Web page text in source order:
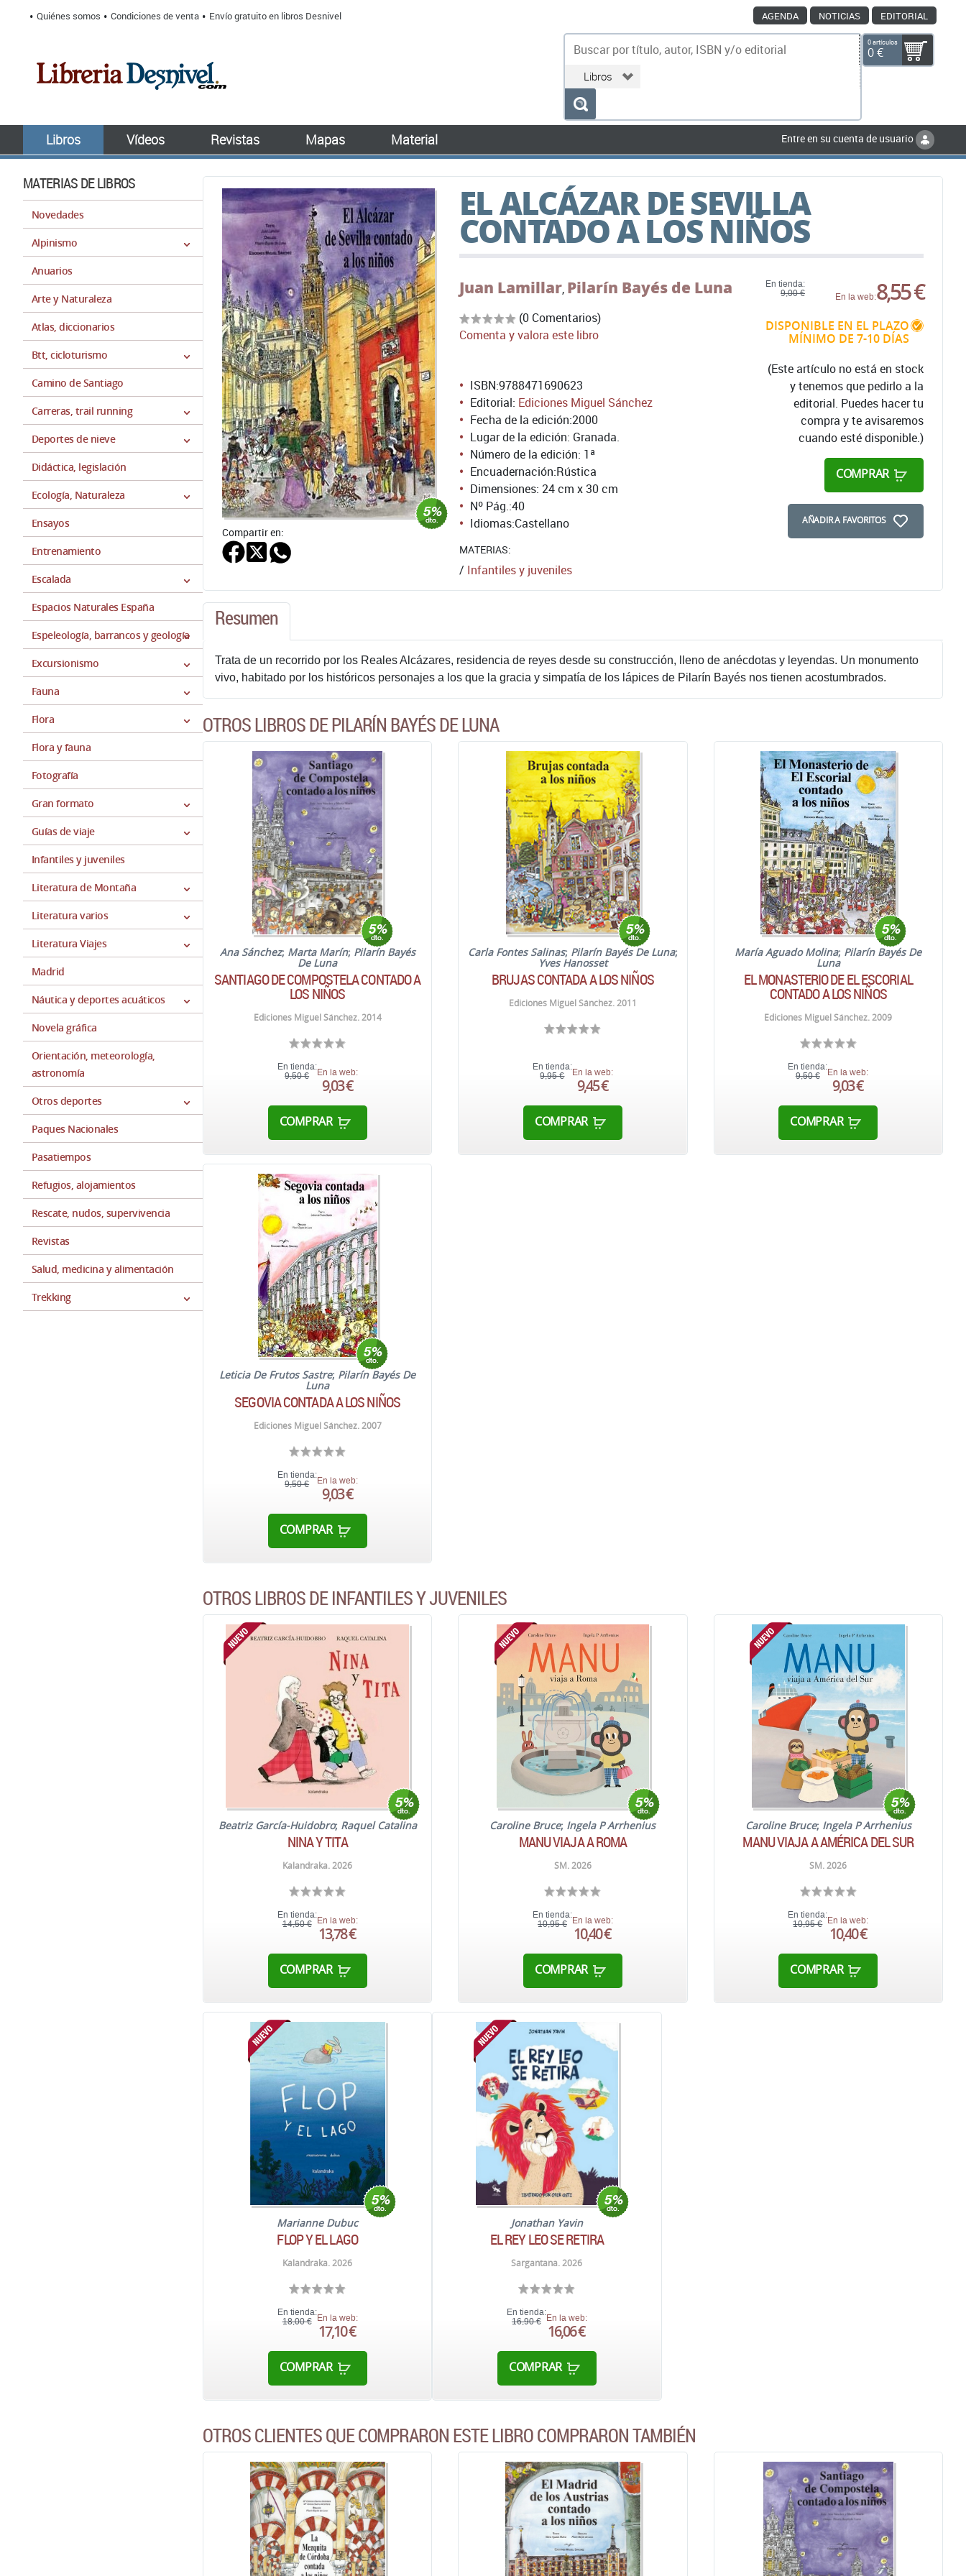
Quiénes somos Condiciones de venta Envío gratuito en libros Desnivel AGENDA NOTICIAS EDITORIAL
0 artículos
0 €
Libros Vídeos Revistas Mapas Material Entre en su cuenta de usuario
MATERIAS DE LIBROS
Novedades
Alpinismo
Anuarios
Arte y Naturaleza
Atlas, diccionarios
Btt, cicloturismo
Camino de Santiago
Carreras, trail running
Deportes de nieve
Didáctica, legislación
Ecología, Naturaleza
Ensayos
Entrenamiento
Escalada
Espacios Naturales España
Espeleología, barrancos y geología
Excursionismo
Fauna
Flora
Flora y fauna
Fotografía
Gran formato
Guías de viaje
Infantiles y juveniles
Literatura de Montaña
Literatura varios
Literatura Viajes
Madrid
Náutica y deportes acuáticos
Novela gráfica
Orientación, meteorología,
astronomía
Otros deportes
Paques Nacionales
Pasatiempos
Refugios, alojamientos
Rescate, nudos, supervivencia
Revistas
Salud, medicina y alimentación
Trekking
EL ALCÁZAR DE SEVILLA
CONTADO A LOS NIÑOS
Compartir en:
Juan Lamillar, Pilarín Bayés de Luna
(0 Comentarios)
Comenta y valora este libro
En tienda:
9,00 €
En la web:8,55 €
DISPONIBLE EN EL PLAZO
MÍNIMO DE 7-10 DÍAS
(Este artículo no está en stock
y tenemos que pedirlo a la
editorial. Puedes hacer tu
compra y te avisaremos
cuando esté disponible.)
COMPRAR
AÑADIR A FAVORITOS
ISBN:9788471690623
Editorial: Ediciones Miguel Sánchez
Fecha de la edición:2000
Lugar de la edición: Granada.
Número de la edición: 1ª
Encuadernación:Rústica
Dimensiones: 24 cm x 30 cm
Nº Pág.:40
Idiomas:Castellano
MATERIAS:
/ Infantiles y juveniles
Resumen
Trata de un recorrido por los Reales Alcázares, residencia de reyes desde su construcción, lleno de anécdotas y leyendas. Un monumento
vivo, habitado por los históricos personajes a los que la gracia y simpatía de los lápices de Pilarín Bayés nos tienen acostumbrados.
OTROS LIBROS DE PILARÍN BAYÉS DE LUNA
Ana Sánchez; Marta Marín; Pilarín Bayés
De Luna
SANTIAGO DE COMPOSTELA CONTADO A
LOS NIÑOS
Ediciones Miguel Sánchez. 2014
En tienda:
9,50 €
En la web:
9,03 €
COMPRAR
Carla Fontes Salinas; Pilarín Bayés De Luna;
Yves Hanosset
BRUJAS CONTADA A LOS NIÑOS
Ediciones Miguel Sánchez. 2011
En tienda:
9,95 €
En la web:
9,45 €
COMPRAR
María Aguado Molina; Pilarín Bayés De
Luna
EL MONASTERIO DE EL ESCORIAL
CONTADO A LOS NIÑOS
Ediciones Miguel Sánchez. 2009
En tienda:
9,50 €
En la web:
9,03 €
COMPRAR
Leticia De Frutos Sastre; Pilarín Bayés De
Luna
SEGOVIA CONTADA A LOS NIÑOS
Ediciones Miguel Sánchez. 2007
En tienda:
9,50 €
En la web:
9,03 €
COMPRAR
OTROS LIBROS DE INFANTILES Y JUVENILES
Beatriz García-Huidobro; Raquel Catalina
NINA Y TITA
Kalandraka. 2026
En tienda:
14,50 € En la web:
13,78 €
COMPRAR
Caroline Bruce; Ingela P Arrhenius
MANU VIAJA A ROMA
SM. 2026
En tienda:
10,95 € En la web:
10,40 €
COMPRAR
Caroline Bruce; Ingela P Arrhenius
MANU VIAJA A AMÉRICA DEL SUR
SM. 2026
En tienda:
10,95 €
En la web:
10,40 €
COMPRAR
Marianne Dubuc
FLOP Y EL LAGO
Kalandraka. 2026
En tienda:
18,00 € En la web:
17,10 €
COMPRAR
Jonathan Yavin
EL REY LEO SE RETIRA
Sargantana. 2026
En tienda:
16,90 € En la web:
16,06 €
COMPRAR
OTROS CLIENTES QUE COMPRARON ESTE LIBRO COMPRARON TAMBIÉN